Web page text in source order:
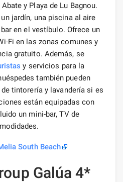
y Playa de Lu Bagnou.
jardín, una piscina al aire
en el vestíbulo. Ofrece un
Fi en las zonas comunes y
gratuito. Además, se
y servicios para la
también pueden
tintorería y lavandería si es
están equipadas con
un mini-bar, TV de
South Beach
Galúa 4*